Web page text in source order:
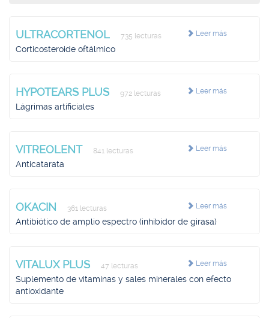
Leer más
ULTRACORTENOL 735 lecturas
Corticosteroide oftálmico
Leer más
HYPOTEARS PLUS 972 lecturas
Lágrimas artificiales
Leer más
VITREOLENT 841 lecturas
Anticatarata
Leer más
OKACIN 361 lecturas
Antibiótico de amplio espectro (inhibidor de girasa)
Leer más
VITALUX PLUS 47 lecturas
Suplemento de vitaminas y sales minerales con efecto
antioxidante